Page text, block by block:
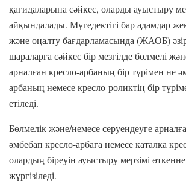
қағидаларына сәйкес, оларды ауыстыру
айқындалады. Мүгедектігі бар адамдар
және оңалту бағдарламасында (ЖАОБ)
шараларға сәйкес бір мезгілде бөлмелі
арналған кресло-арбаның бір түрімен не
арбаның немесе кресло-роликтің бір
етіледі.
Бөлмелік және/немесе серуендеуге
әмбебап кресло-арбаға немесе каталка
олардың біреуін ауыстыру мерзімі
жүргізіледі.